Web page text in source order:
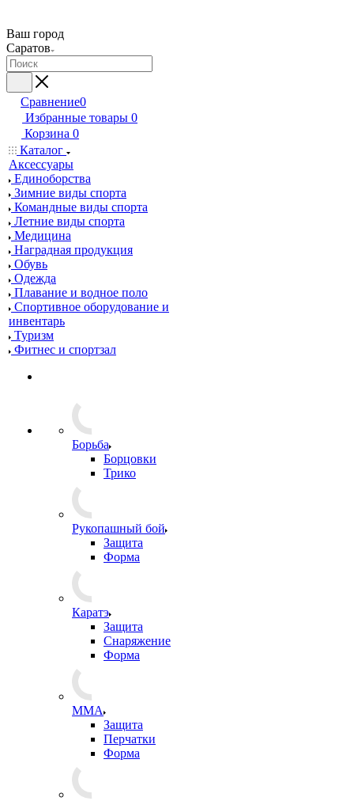
Ваш город
Саратов
Сравнение0
Избранные товары 0
Корзина 0
Каталог
Аксессуары
Единоборства
Зимние виды спорта
Командные виды спорта
Летние виды спорта
Медицина
Наградная продукция
Обувь
Одежда
Плавание и водное поло
Спортивное оборудование и
инвентарь
Туризм
Фитнес и спортзал
Борьба
Борцовки
Трико
Рукопашный бой
Защита
Форма
Каратэ
Защита
Снаряжение
Форма
ММА
Защита
Перчатки
Форма